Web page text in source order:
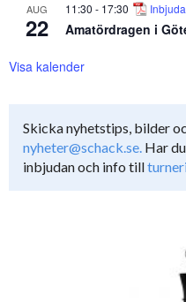
AUG
22
11:30 - 17:30
Amatördragen i
Visa kalender
Skicka nyhetstips, bilder
nyheter@schack.se. Har
inbjudan och info till